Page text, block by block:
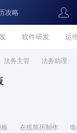
攻略
软件研发 运
法务主管 法务助理
在线简历制作